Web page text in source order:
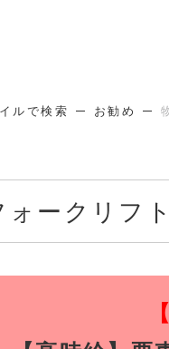
ルで検索 お勧め
ークリフ